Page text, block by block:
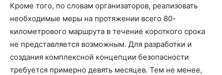
Кроме того, по словам организаторов, реализовать
необходимые меры на протяжении всего 80-
километрового маршрута в течение короткого срока
не представляется возможным. Для разработки и
создания комплексной концепции безопасности
требуется примерно девять месяцев. Тем не менее,